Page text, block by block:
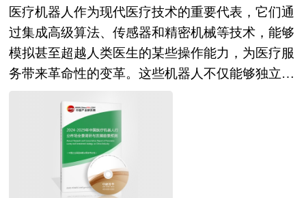
国家统计局、国家商务部、国家发改委、国家经济
信息中心、国务院发展研究中心、中国行业研究
网、全国及海外多种相关报纸杂志的基础信息等公
布和提供的大量资料和数据，客观、多角度地对中
国宠物药品市场进行了分析研究。报告在总结中国
宠物药品行业发展历程的基础上，结合新时期的各
方面因素，对中国宠物药品行业的发展趋势给予了
细致和审慎的预测论证。报告资料详实，图表丰
富，既有深入的分析，又有直观的比较，为宠物药
品企业在激烈的市场竞争中洞察先机，能准确及时
本流入中药行业，使中药行业竞争格局发生很大变
化。 本研究咨询报告由中研普华咨询公司领衔撰
写，在大量周密的市场调研基础上，主要依据了国
家统计局、国家商务部、国家发改委、国家经济信
息中心、国务院发展研究中心、全国商业信息中
心、中国经济景气监测中心、中国行业研究网、全
国及海外多种相关报刊杂志的基础信息等公布和提
供的大量资料，对国际、国内中药材行业市场发展
状况、关联行业发展状况、行业竞争状况、优势企
医疗机器人作为现代医疗技术的重要代表，它们通
过集成高级算法、传感器和精密机械等技术，能够
模拟甚至超越人类医生的某些操作能力，为医疗服
务带来革命性的变革。这些机器人不仅能够独立编
制操作计划，还能根据患者的实际病情和手术需
求，实时调整动作程序，确保手术或治疗的精准性
和安全性。 医疗机器人的快速发展与广泛应用，
离不开国际与国内基础科学技术与人工智能的持续
进步。特别是在当前人口老龄化趋势日益明显、医